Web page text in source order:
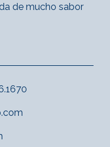
de mucho sabor